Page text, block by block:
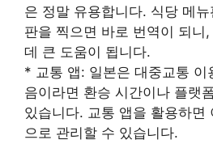
은 정말 유용합니다. 식당 메
판을 찍으면 바로 번역이 되니
데 큰 도움이 됩니다.
* 교통 앱: 일본은 대중교통 이
음이라면 환승 시간이나 플랫
있습니다. 교통 앱을 활용하면
으로 관리할 수 있습니다.